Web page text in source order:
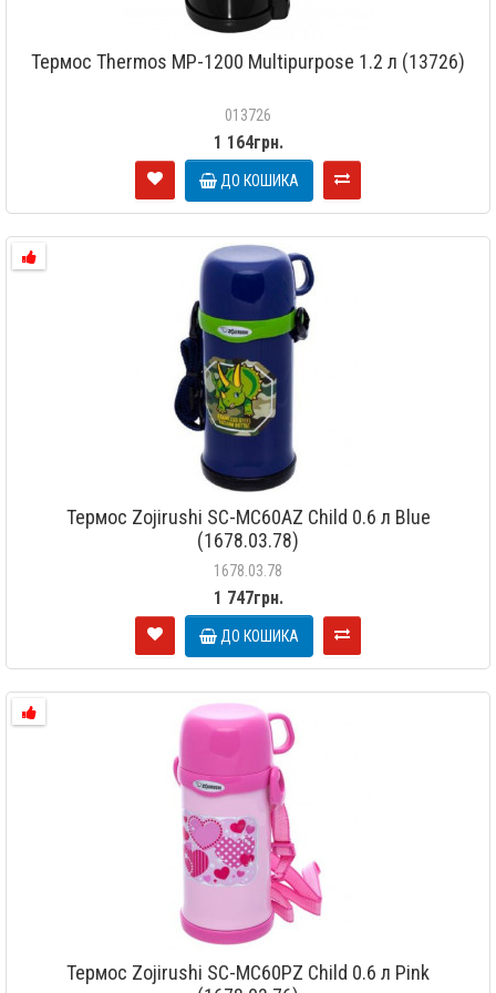
Термос Thermos MP-1200 Multipurpose 1.2 л (13726)
013726
1 164грн.
ДО КОШИКА
Термос Zojirushi SC-MC60AZ Child 0.6 л Blue
(1678.03.78)
1678.03.78
1 747грн.
ДО КОШИКА
Термос Zojirushi SC-MC60PZ Child 0.6 л Pink